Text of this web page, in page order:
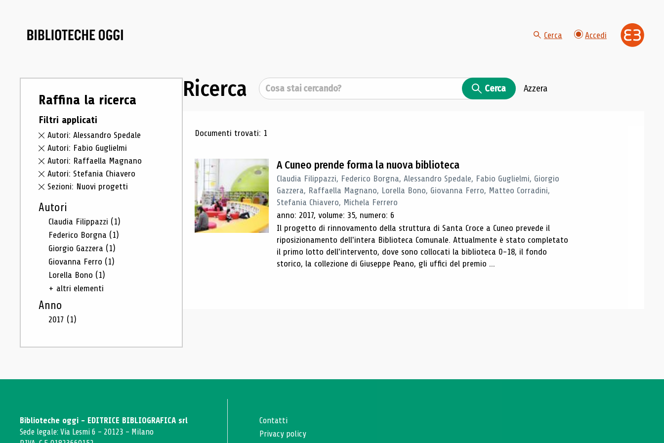
Cerca Accedi
Raffina la ricerca
Filtri applicati
Autori: Alessandro Spedale
Autori: Fabio Guglielmi
Autori: Raffaella Magnano
Autori: Stefania Chiavero
Sezioni: Nuovi progetti
Autori
Claudia Filippazzi (1)
Federico Borgna (1)
Giorgio Gazzera (1)
Giovanna Ferro (1)
Lorella Bono (1)
+ altri elementi
Anno
2017 (1)
Ricerca Cerca Cerca Azzera
Risultati di ricerca
Documenti trovati: 1
A Cuneo prende forma la nuova biblioteca
Claudia Filippazzi, Federico Borgna, Alessandro Spedale, Fabio Guglielmi, Giorgio
Gazzera, Raffaella Magnano, Lorella Bono, Giovanna Ferro, Matteo Corradini,
Stefania Chiavero, Michela Ferrero
anno: 2017, volume: 35, numero: 6
Il progetto di rinnovamento della struttura di Santa Croce a Cuneo prevede il
riposizionamento dell'intera Biblioteca Comunale. Attualmente è stato completato
il primo lotto dell'intervento, dove sono collocati la biblioteca 0-18, il fondo
storico, la collezione di Giuseppe Peano, gli uffici del premio ...
Biblioteche oggi - EDITRICE BIBLIOGRAFICA srl
Sede legale: Via Lesmi 6 - 20123 - Milano
Contatti
Privacy policy